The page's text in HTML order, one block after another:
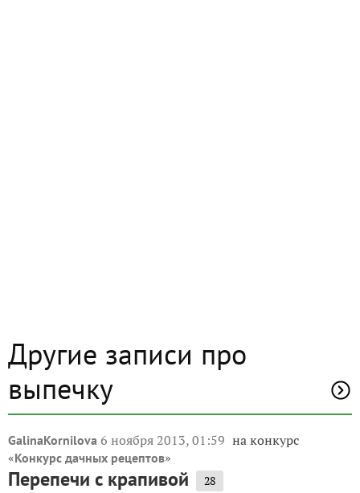
Другие записи про
выпечку
GalinaKornilova 6 ноября 2013, 01:59 на конкурс
«Конкурс дачных рецептов»
Перепечи с крапивой 28